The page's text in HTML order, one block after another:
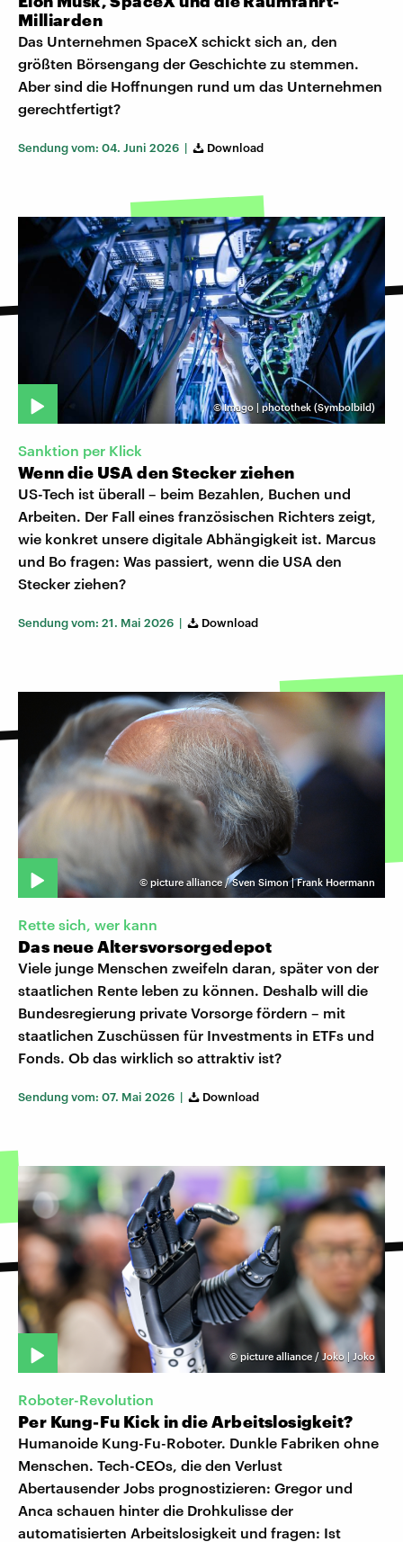
Milliarden
Das Unternehmen SpaceX schickt sich an, den
größten Börsengang der Geschichte zu stemmen.
Aber sind die Hoffnungen rund um das Unternehmen
gerechtfertigt?
Sendung vom: 04. Juni 2026 | Download
©Imago | photothek (Symbolbild)
Sanktion per Klick
Wenn die USA den Stecker ziehen
US-Tech ist überall – beim Bezahlen, Buchen und
Arbeiten. Der Fall eines französischen Richters zeigt,
wie konkret unsere digitale Abhängigkeit ist. Marcus
und Bo fragen: Was passiert, wenn die USA den
Stecker ziehen?
Sendung vom: 21. Mai 2026 | Download
© picture alliance / Sven Simon | Frank Hoermann
Rette sich, wer kann
Das neue Altersvorsorgedepot
Viele junge Menschen zweifeln daran, später von der
staatlichen Rente leben zu können. Deshalb will die
Bundesregierung private Vorsorge fördern – mit
staatlichen Zuschüssen für Investments in ETFs und
Fonds. Ob das wirklich so attraktiv ist?
Sendung vom: 07. Mai 2026 | Download
© picture alliance / Joko | Joko
Roboter-Revolution
Per Kung-Fu Kick in die Arbeitslosigkeit?
Humanoide Kung-Fu-Roboter. Dunkle Fabriken ohne
Menschen. Tech-CEOs, die den Verlust
Abertausender Jobs prognostizieren: Gregor und
Anca schauen hinter die Drohkulisse der
automatisierten Arbeitslosigkeit und fragen: Ist